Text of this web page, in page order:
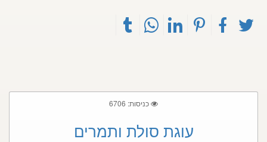
כניסות: 6706
עוגת סולת ותמרים